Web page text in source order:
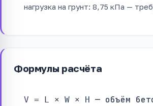
нагрузка на грунт: 8,75 кПа —
Формулы расчёта
V = L × W × H
— объём